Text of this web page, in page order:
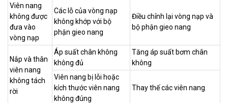
Viên nang
không được
đưa vào
vòng nạp
Các lỗ của vòng nạp
không khớp với bộ
phận gieo nang
Điều chỉnh lại vòng nạp và
bộ phận gieo nang
Nắp và thân
viên nang
không tách
rời
Áp suất chân không
không đủ
Tăng áp suất bơm chân
không
Viên nang bị lỗi hoặc
kích thước viên nang
không đúng
Thay thế các viên nang